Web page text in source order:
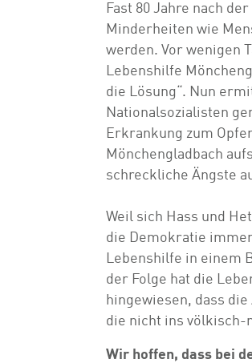
Fast 80 Jahre nach
Minderheiten wie
werden. Vor wenigen
Lebenshilfe
die Lösung“. Nun
Nationalsozialisten
Erkrankung zum
Mönchengladbach
schreckliche Ängste
Weil sich Hass und
die Demokratie
Lebenshilfe in einem
der Folge hat die
hingewiesen, dass
die nicht ins völkisch-
Wir hoffen, dass bei